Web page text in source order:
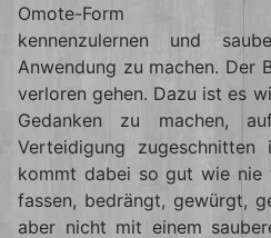
Omote-Form
kennenzulernen und
Anwendung zu machen. Der
verloren gehen. Dazu ist es
Gedanken zu machen,
Verteidigung
kommt dabei so gut wie nie
fassen, bedrängt, gewürgt,
aber nicht mit einem